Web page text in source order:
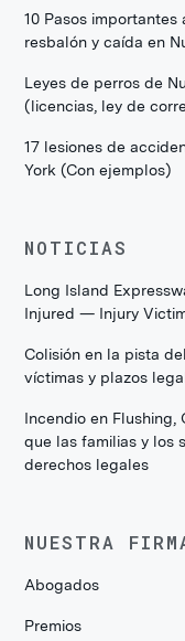
10 Pasos
resbalón y caída en
Leyes de perros de
(licencias, ley de
17 lesiones de
York (Con ejemplos)
NOTICIAS
Long Island
Injured — Injury
Colisión en la pista
víctimas y plazos
Incendio en Flushing,
que las familias y los
derechos legales
NUESTRA
Abogados
Premios